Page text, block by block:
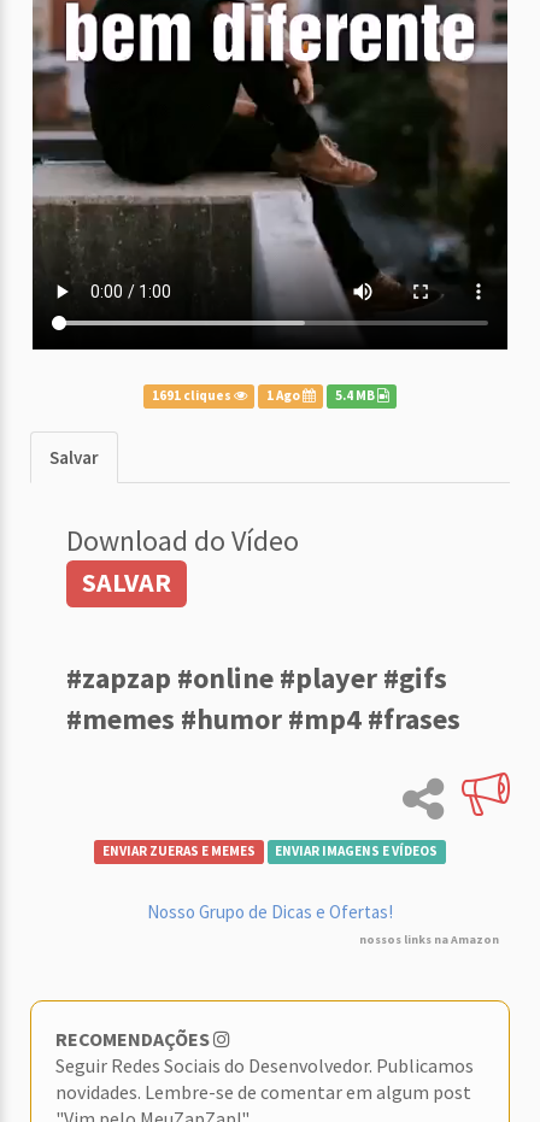
1691 cliques 1 Ago 5.4 MB
Salvar
Download do Vídeo
SALVAR
#zapzap #online #player #gifs
#memes #humor #mp4 #frases
ENVIAR ZUERAS E MEMES ENVIAR IMAGENS E VÍDEOS
Nosso Grupo de Dicas e Ofertas!
nossos links na Amazon
RECOMENDAÇÕES
Seguir Redes Sociais do Desenvolvedor. Publicamos
novidades. Lembre-se de comentar em algum post